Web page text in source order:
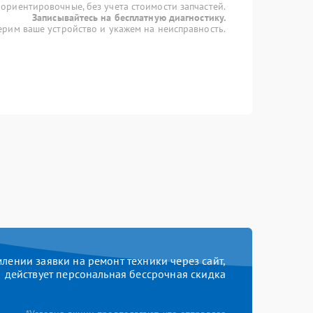
без учета стоимости запчастей.
Записывайтесь на бесплатную диагностику.
ваше устройство и укажем на неисправность.
заявки на ремонт техники через сайт,
действует персональная бессрочная скидка